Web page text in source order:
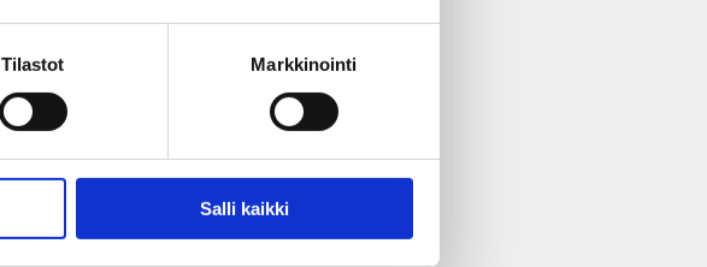
Tilastot Markkinointi
Salli kaikki
nuoria ja nuorten hyvinvointia,
Guatemalassa, Malawissa tai Nepalissa.